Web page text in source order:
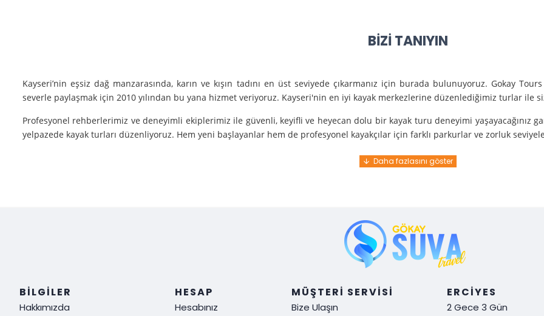
BIZI TANIYIN
Kayseri’nin eşsiz dağ manzarasında, karın ve kışın tadını en üst seviyede çıkarmanız için burada bulunuyoruz. Gokay
severle paylaşmak için 2010 yılından bu yana hizmet veriyoruz. Kayseri'nin en iyi kayak merkezlerine düzenlediğimiz turlar ile
Profesyonel rehberlerimiz ve deneyimli ekiplerimiz ile güvenli, keyifli ve heyecan dolu bir kayak turu deneyimi yaşayacağınız
yelpazede kayak turları düzenliyoruz. Hem yeni başlayanlar hem de profesyonel kayakçılar için farklı parkurlar ve zorluk
Güvenlik: Kayak yaparken güvenliğiniz bizim için her şeyden önce gelir. En kaliteli ekipmanlarla ve uzman rehberlerle sizi güvenle
Müşteri Memnuniyeti: Sizin tatmin olmanız bizim için her şey demek. Tüm detayları önceden planlayarak, size özel, rahat ve
ediyoruz!
BILGILER
Hakkımızda
HESAP
Hesabınız
MÜŞTERI SERVISI
Bize Ulaşın
ERCIYES
2 Gece 3 Gün